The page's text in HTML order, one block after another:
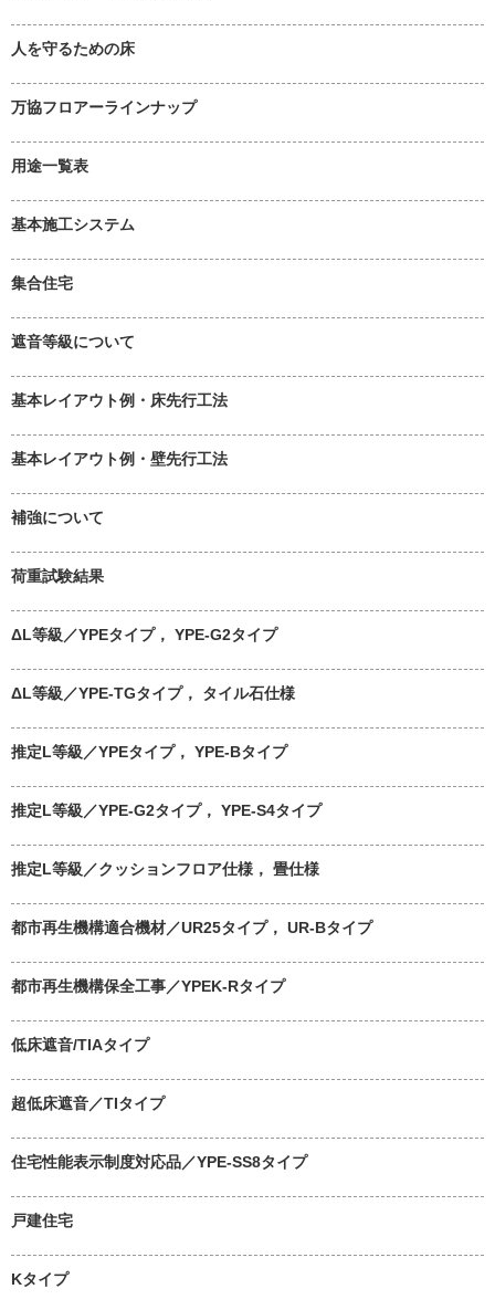
人を守るための床
万協フロアーラインナップ
用途一覧表
基本施工システム
集合住宅
遮音等級について
基本レイアウト例・床先行工法
基本レイアウト例・壁先行工法
補強について
荷重試験結果
ΔL等級／YPEタイプ， YPE-G2タイプ
ΔL等級／YPE-TGタイプ， タイル石仕様
推定L等級／YPEタイプ， YPE-Bタイプ
推定L等級／YPE-G2タイプ， YPE-S4タイプ
推定L等級／クッションフロア仕様， 畳仕様
都市再生機構適合機材／UR25タイプ， UR-Bタイプ
都市再生機構保全工事／YPEK-Rタイプ
低床遮音/TIAタイプ
超低床遮音／TIタイプ
住宅性能表示制度対応品／YPE-SS8タイプ
戸建住宅
Kタイプ